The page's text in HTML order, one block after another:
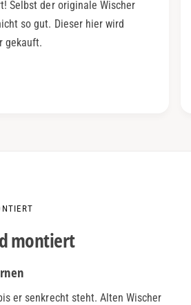
Selbst der originale Wischer
so gut. Dieser hier wird
gekauft.
montiert
er senkrecht steht. Alten Wischer